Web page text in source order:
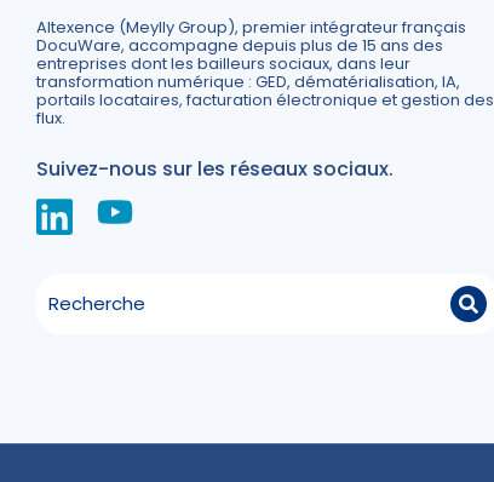
Altexence (Meylly Group), premier intégrateur français
DocuWare, accompagne depuis plus de 15 ans des
entreprises dont les bailleurs sociaux, dans leur
transformation numérique : GED, dématérialisation, IA,
portails locataires, facturation électronique et gestion des
flux.
Suivez-nous sur les réseaux sociaux.